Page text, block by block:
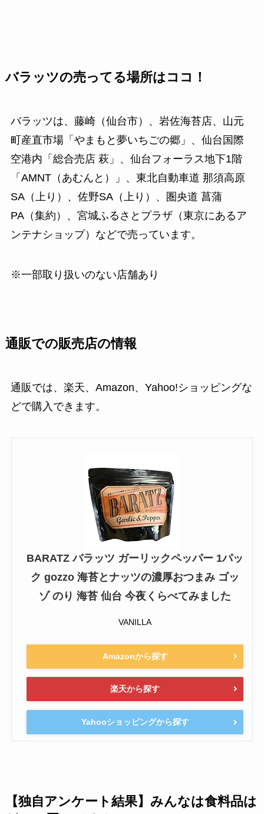
バラッツの売ってる場所はココ！
バラッツは、藤崎（仙台市）、岩佐海苔店、山元
町産直市場「やまもと夢いちごの郷」、仙台国際
空港内「総合売店 萩」、仙台フォーラス地下1階
「AMNT（あむんと）」、東北自動車道 那須高原
SA（上り）、佐野SA（上り）、圏央道 菖蒲
PA（集約）、宮城ふるさとプラザ（東京にあるア
ンテナショップ）などで売っています。
※一部取り扱いのない店舗あり
通販での販売店の情報
通販では、楽天、Amazon、Yahoo!ショッピングな
どで購入できます。
BARATZ バラッツ ガーリックペッパー 1パッ
ク gozzo 海苔とナッツの濃厚おつまみ ゴッ
ゾ のり 海苔 仙台 今夜くらべてみました
VANILLA
Amazonから探す
楽天から探す
Yahooショッピングから探す
【独自アンケート結果】みんなは食料品は